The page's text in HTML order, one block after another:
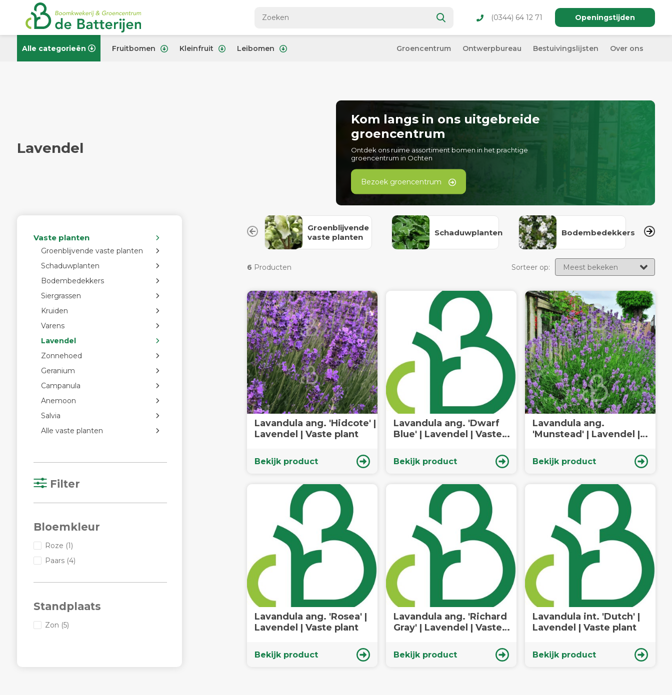
(0344) 64 12 71 Openingstijden
Alle categorieën Fruitbomen Kleinfruit Leibomen Groencentrum Ontwerpbureau Bestuivingslijsten Over ons
Lavendel
Kom langs in ons uitgebreide
groencentrum
Ontdek ons ruime assortiment bomen in het prachtige
groencentrum in Ochten
Bezoek groencentrum
Vaste planten
Groenblijvende vaste planten
Schaduwplanten
Bodembedekkers
Siergrassen
Kruiden
Varens
Lavendel
Zonnehoed
Geranium
Campanula
Anemoon
Salvia
Alle vaste planten
Filter
Bloemkleur
Roze (1)
Paars (4)
Standplaats
Zon (5)
Groenblijvende
vaste planten
Schaduwplanten Bodembedekkers
6 Producten Sorteer op:
Lavandula ang. 'Hidcote' |
Lavendel | Vaste plant
Bekijk product
Lavandula ang. 'Dwarf
Blue' | Lavendel | Vaste
Bekijk product
Lavandula ang.
'Munstead' | Lavendel |
Bekijk product
Lavandula ang. 'Rosea' |
Lavendel | Vaste plant
Bekijk product
Lavandula ang. 'Richard
Gray' | Lavendel | Vaste
Bekijk product
Lavandula int. 'Dutch' |
Lavendel | Vaste plant
Bekijk product